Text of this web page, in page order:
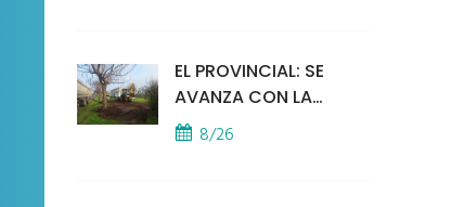
EL PROVINCIAL: SE
AVANZA CON LA
INSTALACIÓN DEL
MÓDULO POLICIAL
8/26